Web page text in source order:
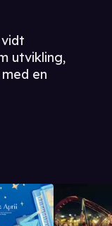
utvikling,
en